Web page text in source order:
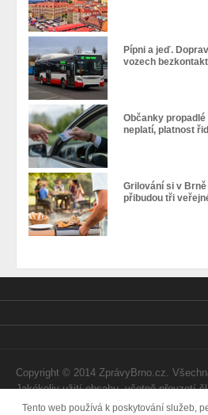
Pípni a jeď.
vozech
Občanky
neplatí, platnost
Grilování si v
přibudou tři
Copyright © 2014 ZprávyBrno.cz.
Jakékoliv užití obsahu, včetně převzetí
Webtom Enterprises s.r.o. zapovězeno.
Tento web používá k poskytování služeb,